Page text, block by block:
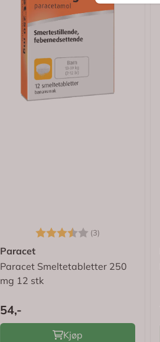
Karakter: (3)
Paracet
Paracet Smeltetabletter 250
mg 12 stk
54,-
Kjøp